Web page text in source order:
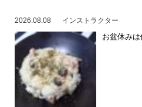
2026.08.08 インストラクター
お盆休みは